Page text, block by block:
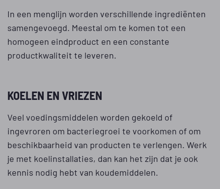
In een menglijn worden verschillende ingrediënten
samengevoegd. Meestal om te komen tot een
homogeen eindproduct en een constante
productkwaliteit te leveren.
KOELEN EN VRIEZEN
Veel voedingsmiddelen worden gekoeld of
ingevroren om bacteriegroei te voorkomen of om
beschikbaarheid van producten te verlengen. Werk
je met koelinstallaties, dan kan het zijn dat je ook
kennis nodig hebt van koudemiddelen.